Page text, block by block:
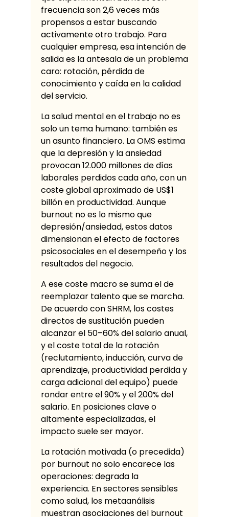
frecuencia son 2,6 veces más
propensos a estar buscando
activamente otro trabajo. Para
cualquier empresa, esa intención de
salida es la antesala de un problema
caro: rotación, pérdida de
conocimiento y caída en la calidad
del servicio.
La salud mental en el trabajo no es
solo un tema humano: también es
un asunto financiero. La OMS estima
que la depresión y la ansiedad
provocan 12.000 millones de días
laborales perdidos cada año, con un
coste global aproximado de US$1
billón en productividad. Aunque
burnout no es lo mismo que
depresión/ansiedad, estos datos
dimensionan el efecto de factores
psicosociales en el desempeño y los
resultados del negocio.
A ese coste macro se suma el de
reemplazar talento que se marcha.
De acuerdo con SHRM, los costes
directos de sustitución pueden
alcanzar el 50–60% del salario anual,
y el coste total de la rotación
(reclutamiento, inducción, curva de
aprendizaje, productividad perdida y
carga adicional del equipo) puede
rondar entre el 90% y el 200% del
salario. En posiciones clave o
altamente especializadas, el
impacto suele ser mayor.
La rotación motivada (o precedida)
por burnout no solo encarece las
operaciones: degrada la
experiencia. En sectores sensibles
como salud, los metaanálisis
muestran asociaciones del burnout